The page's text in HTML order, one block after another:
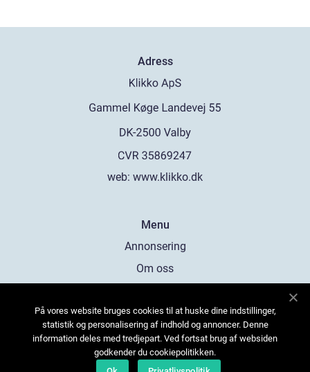
Adress
web: www.klikko.dk
Menu
Annonsering
Om oss
Kontakta oss
Sitemap
På vores website bruges cookies til at huske dine indstillinger,
statistik og personalisering af indhold og annoncer. Denne
information deles med tredjepart. Ved fortsat brug af websiden
godkender du cookiepolitikken.